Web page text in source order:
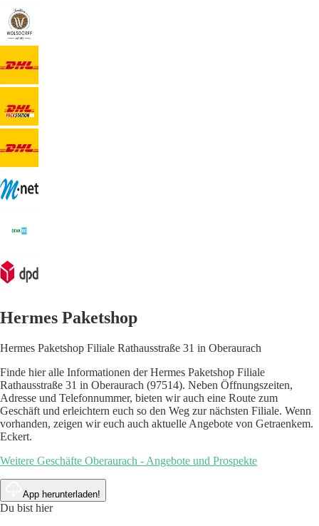
Hermes Paketshop
Hermes Paketshop Filiale Rathausstraße 31 in Oberaurach
Finde hier alle Informationen der Hermes Paketshop Filiale
Rathausstraße 31 in Oberaurach (97514). Neben Öffnungszeiten,
Adresse und Telefonnummer, bieten wir auch eine Route zum
Geschäft und erleichtern euch so den Weg zur nächsten Filiale. Wenn
vorhanden, zeigen wir euch auch aktuelle Angebote von Getraenkem.
Eckert.
Weitere Geschäfte Oberaurach - Angebote und Prospekte
App herunterladen!
Du bist hier